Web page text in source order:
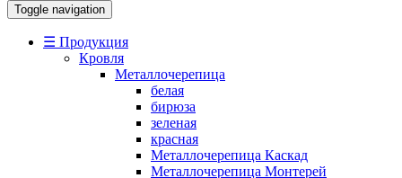
Toggle navigation
☰ Продукция
Кровля
Металлочерепица
белая
бирюза
зеленая
красная
Металлочерепица Каскад
Металлочерепица Монтерей